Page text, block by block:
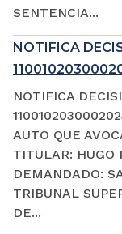
SENTENCIA...
NOTIFICA
NOTIFICA
AUTO QUE
TITULAR: HUGO
DEMANDADO:
TRIBUNAL
DE...